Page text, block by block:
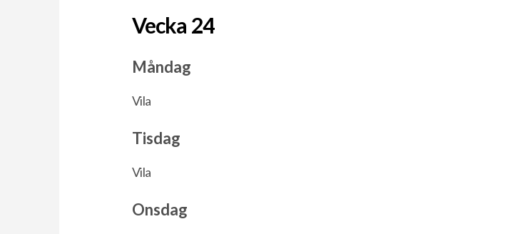
Vecka 24
Måndag
Vila
Tisdag
Vila
Onsdag